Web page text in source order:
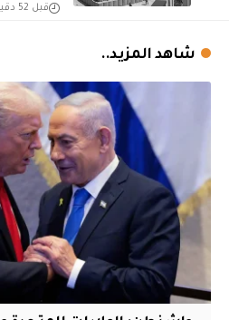
قبل 52 دقيقة
شاهد المزيد..